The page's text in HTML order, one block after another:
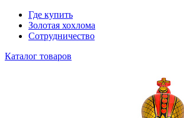
Где купить
Золотая хохлома
Сотрудничество
Каталог товаров